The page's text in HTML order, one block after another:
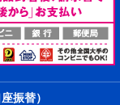
振替）